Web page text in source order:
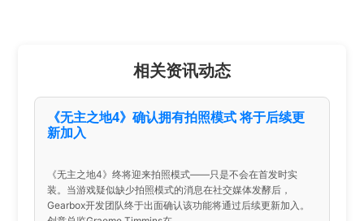
相关资讯动态
《无主之地4》确认拥有拍照模式 将于后续更
新加入
《无主之地4》终将迎来拍照模式——只是不会在首发时实
装。当游戏疑似缺少拍照模式的消息在社交媒体发酵后，
Gearbox开发团队终于出面确认该功能将通过后续更新加入。